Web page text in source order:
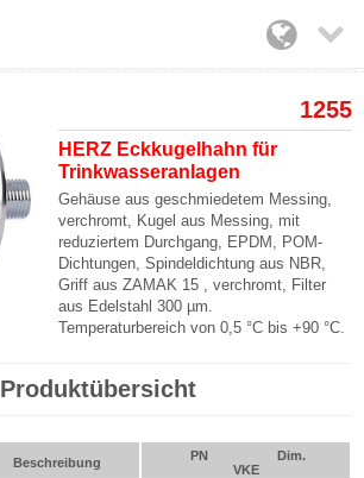

1255
HERZ Eckkugelhahn für
Trinkwasseranlagen
Gehäuse aus geschmiedetem Messing,
verchromt, Kugel aus Messing, mit
reduziertem Durchgang, EPDM, POM-
Dichtungen, Spindeldichtung aus NBR,
Griff aus ZAMAK 15 , verchromt, Filter
aus Edelstahl 300 µm.
Temperaturbereich von 0,5 °C bis +90 °C.
Produktübersicht
Beschreibung PN
Dim.
VKE